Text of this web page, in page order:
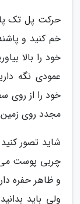
حرکت پل تک
خم کنید و
خود را بالا
عمودی نگه
خود را از روی
مجدد روی زمین
شاید تصور
چربی پوست می
و ظاهر حفره
ولی باید